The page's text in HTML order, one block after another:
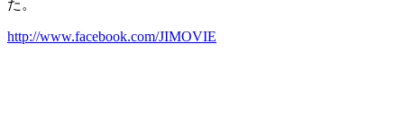
た。
http://www.facebook.com/JIMOVIE